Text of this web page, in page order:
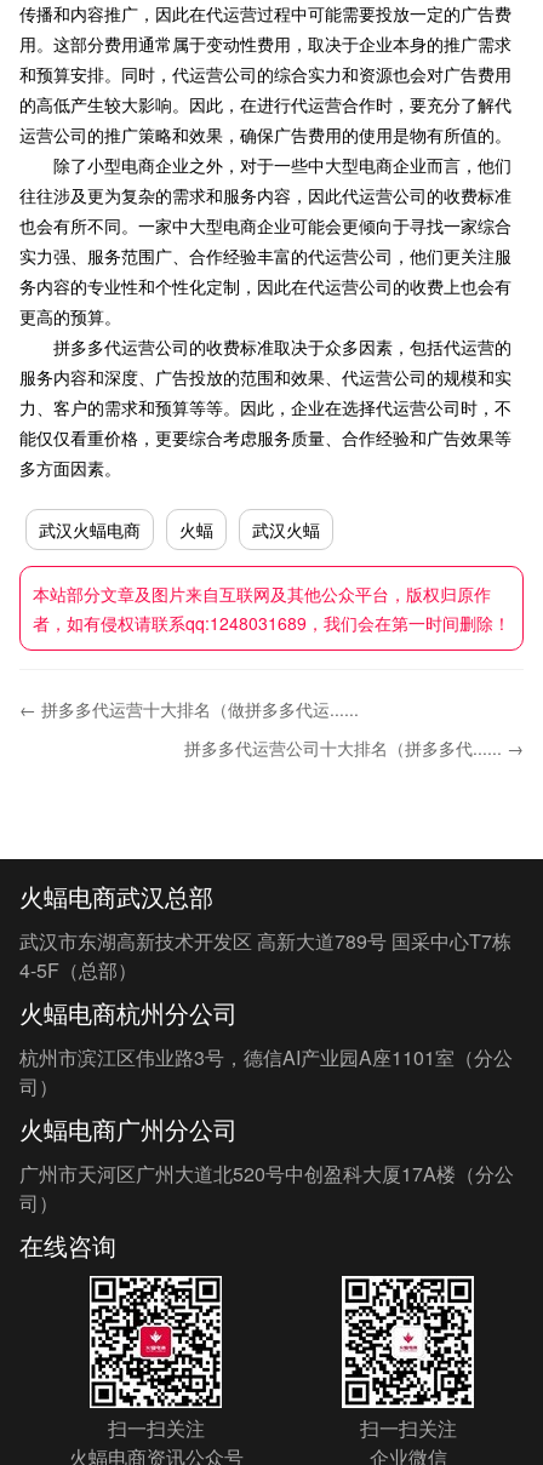
传播和内容推广，因此在代运营过程中可能需要投放一定的广告费
用。这部分费用通常属于变动性费用，取决于企业本身的推广需求
和预算安排。同时，代运营公司的综合实力和资源也会对广告费用
的高低产生较大影响。因此，在进行代运营合作时，要充分了解代
运营公司的推广策略和效果，确保广告费用的使用是物有所值的。
除了小型电商企业之外，对于一些中大型电商企业而言，他们
往往涉及更为复杂的需求和服务内容，因此代运营公司的收费标准
也会有所不同。一家中大型电商企业可能会更倾向于寻找一家综合
实力强、服务范围广、合作经验丰富的代运营公司，他们更关注服
务内容的专业性和个性化定制，因此在代运营公司的收费上也会有
更高的预算。
拼多多代运营公司的收费标准取决于众多因素，包括代运营的
服务内容和深度、广告投放的范围和效果、代运营公司的规模和实
力、客户的需求和预算等等。因此，企业在选择代运营公司时，不
能仅仅看重价格，更要综合考虑服务质量、合作经验和广告效果等
多方面因素。
武汉火蝠电商 火蝠 武汉火蝠
本站部分文章及图片来自互联网及其他公众平台，版权归原作
者，如有侵权请联系qq:1248031689，我们会在第一时间删除！
← 拼多多代运营十大排名（做拼多多代运......
拼多多代运营公司十大排名（拼多多代...... →
火蝠电商武汉总部
武汉市东湖高新技术开发区 高新大道789号 国采中心T7栋
4-5F（总部）
火蝠电商杭州分公司
杭州市滨江区伟业路3号，德信AI产业园A座1101室（分公
司）
火蝠电商广州分公司
广州市天河区广州大道北520号中创盈科大厦17A楼（分公
司）
在线咨询
扫一扫关注
火蝠电商资讯公众号
扫一扫关注
企业微信